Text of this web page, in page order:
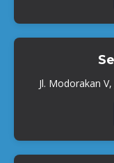
Jl. Modorakan